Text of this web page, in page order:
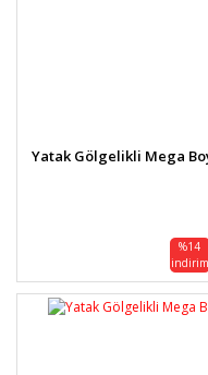
Yatak Gölgelikli Mega
%14
indirim